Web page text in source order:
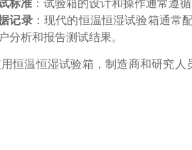
标准 ：试验箱的设计和操作通常遵
记录：现代的恒温恒湿试验箱通常
分析和报告测试结果。
恒温恒湿试验箱，制造商和研究人